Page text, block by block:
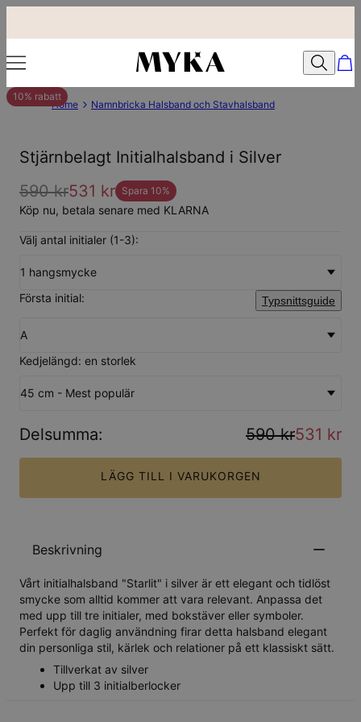
10% rabatt
Home Namnbricka Halsband och Stavhalsband
Stjärnbelagt Initialhalsband i Silver
590 kr531 kr Spara 10%
Köp nu, betala senare med KLARNA
Välj antal initialer (1-3):
1 hangsmycke
Första initial:
Typsnittsguide
A
Kedjelängd: en storlek
45 cm - Mest populär
Delsumma: 590 kr531 kr
LÄGG TILL I VARUKORGEN
Beskrivning
Vårt initialhalsband "Starlit" i silver är ett elegant och tidlöst
smycke som alltid kommer att vara relevant. Anpassa det
med upp till tre initialer, med bokstäver eller symboler.
Perfekt för daglig användning firar detta halsband elegant
din personliga stil, kärlek och relationer på ett klassiskt sätt.
Tillverkat av silver
Upp till 3 initialberlocker